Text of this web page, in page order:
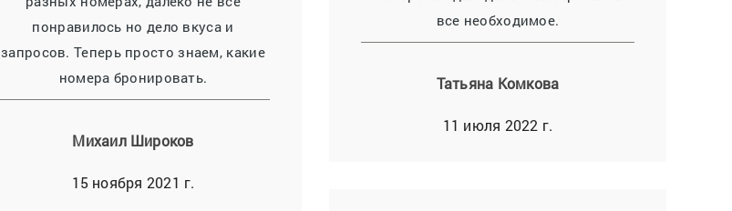
все необходимое.
Татьяна Комкова
11 июля 2022 г.
понравилось но дело вкуса и
запросов. Теперь просто знаем, какие
номера бронировать.
Михаил Широков
15 ноября 2021 г.